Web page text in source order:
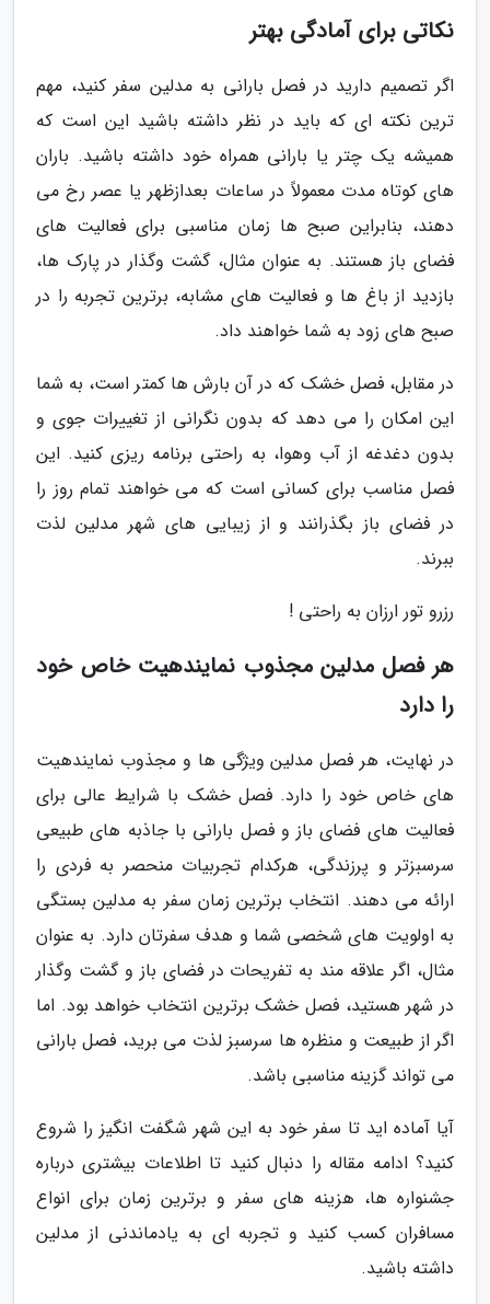
نکاتی برای آمادگی بهتر
اگر تصمیم دارید در فصل بارانی به مدلین سفر کنید، مهم
ترین نکته ای که باید در نظر داشته باشید این است که
همیشه یک چتر یا بارانی همراه خود داشته باشید. باران
های کوتاه مدت معمولاً در ساعات بعدازظهر یا عصر رخ می
دهند، بنابراین صبح ها زمان مناسبی برای فعالیت های
فضای باز هستند. به عنوان مثال، گشت وگذار در پارک ها،
بازدید از باغ ها و فعالیت های مشابه، برترین تجربه را در
صبح های زود به شما خواهند داد.
در مقابل، فصل خشک که در آن بارش ها کمتر است، به شما
این امکان را می دهد که بدون نگرانی از تغییرات جوی و
بدون دغدغه از آب وهوا، به راحتی برنامه ریزی کنید. این
فصل مناسب برای کسانی است که می خواهند تمام روز را
در فضای باز بگذرانند و از زیبایی های شهر مدلین لذت
ببرند.
رزرو تور ارزان به راحتی !
هر فصل مدلین مجذوب نمایندهیت خاص خود
را دارد
در نهایت، هر فصل مدلین ویژگی ها و مجذوب نمایندهیت
های خاص خود را دارد. فصل خشک با شرایط عالی برای
فعالیت های فضای باز و فصل بارانی با جاذبه های طبیعی
سرسبزتر و پرزندگی، هرکدام تجربیات منحصر به فردی را
ارائه می دهند. انتخاب برترین زمان سفر به مدلین بستگی
به اولویت های شخصی شما و هدف سفرتان دارد. به عنوان
مثال، اگر علاقه مند به تفریحات در فضای باز و گشت وگذار
در شهر هستید، فصل خشک برترین انتخاب خواهد بود. اما
اگر از طبیعت و منظره ها سرسبز لذت می برید، فصل بارانی
می تواند گزینه مناسبی باشد.
آیا آماده اید تا سفر خود به این شهر شگفت انگیز را شروع
کنید؟ ادامه مقاله را دنبال کنید تا اطلاعات بیشتری درباره
جشنواره ها، هزینه های سفر و برترین زمان برای انواع
مسافران کسب کنید و تجربه ای به یادماندنی از مدلین
داشته باشید.